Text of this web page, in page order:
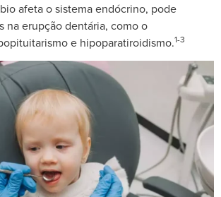
afeta o sistema endócrino, pode
na erupção dentária, como o
e hipoparatiroidismo.1-3